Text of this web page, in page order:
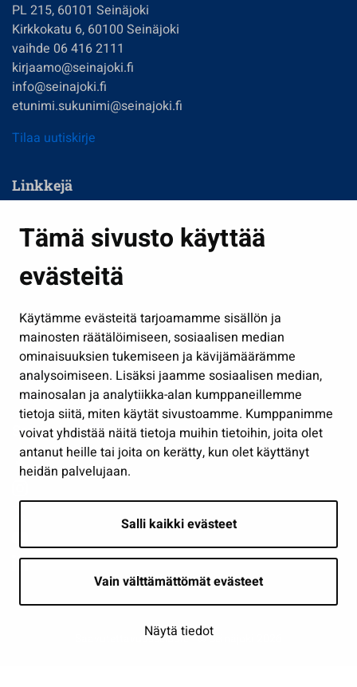
Tämä sivusto käyttää
evästeitä
Käytämme evästeitä tarjoamamme sisällön ja
mainosten räätälöimiseen, sosiaalisen median
ominaisuuksien tukemiseen ja kävijämäärämme
analysoimiseen. Lisäksi jaamme sosiaalisen median,
mainosalan ja analytiikka-alan kumppaneillemme
tietoja siitä, miten käytät sivustoamme. Kumppanimme
voivat yhdistää näitä tietoja muihin tietoihin, joita olet
antanut heille tai joita on kerätty, kun olet käyttänyt
heidän palvelujaan.
Salli kaikki evästeet
Vain välttämättömät evästeet
Näytä tiedot
PL 215, 60101 Seinäjoki
Kirkkokatu 6, 60100 Seinäjoki
vaihde 06 416 2111
kirjaamo@seinajoki.fi
info@seinajoki.fi
etunimi.sukunimi@seinajoki.fi
Tilaa uutiskirje
Linkkejä
Kasvatus ja opetus
Kulttuuri ja liikunta
Työ ja yrittäminen
Osallistu ja asioi
Näytä omat evästeasetukseni
Seuraa meitä
Saavutettavuusseloste | © Seinäjoki 2026